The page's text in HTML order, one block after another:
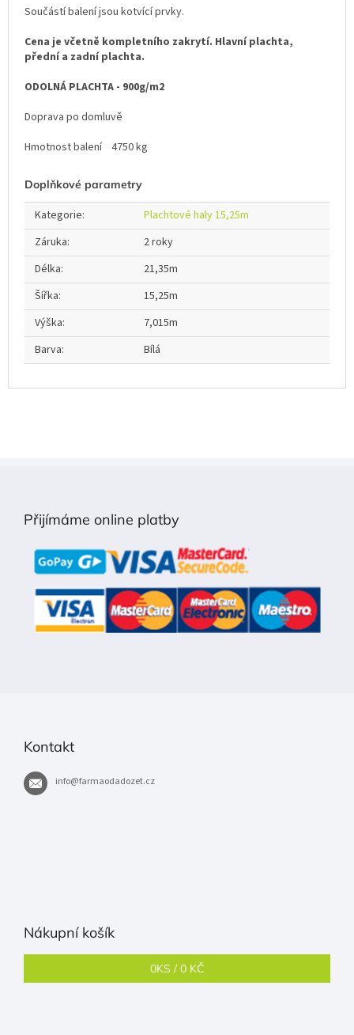
Součástí balení jsou kotvící prvky.
Cena je včetně kompletního zakrytí. Hlavní plachta,
přední a zadní plachta.
ODOLNÁ PLACHTA - 900g/m2
Doprava po domluvě
Hmotnost balení 4750 kg
Doplňkové parametry
Kategorie:
Plachtové haly 15,25m
Záruka:
2 roky
Délka:
21,35m
Šířka:
15,25m
Výška:
7,015m
Barva: Bílá
Přijímáme online platby
Kontakt
info@farmaodadozet.cz
Nákupní košík
0KS /0 KČ